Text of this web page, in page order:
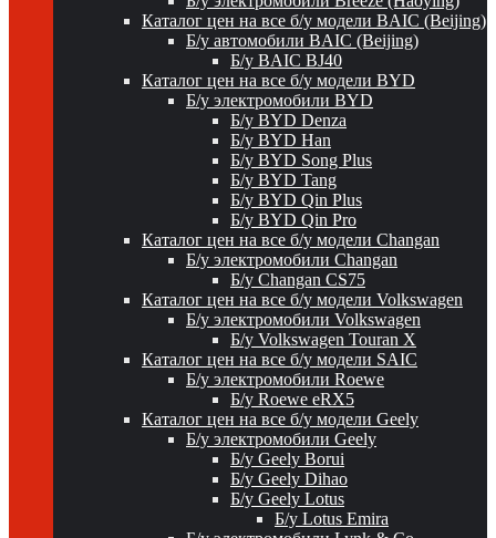
Каталог цен на все б/у модели BAIC (Beijing)
Б/у автомобили BAIC (Beijing)
Б/у BAIC BJ40
Каталог цен на все б/у модели BYD
Б/у электромобили BYD
Б/у BYD Denza
Б/у BYD Han
Б/у BYD Song Plus
Б/у BYD Tang
Б/у BYD Qin Plus
Б/у BYD Qin Pro
Каталог цен на все б/у модели Changan
Б/у электромобили Changan
Б/у Changan CS75
Каталог цен на все б/у модели Volkswagen
Б/у электромобили Volkswagen
Б/у Volkswagen Touran X
Каталог цен на все б/у модели SAIC
Б/у электромобили Roewe
Б/у Roewe eRX5
Каталог цен на все б/у модели Geely
Б/у электромобили Geely
Б/у Geely Borui
Б/у Geely Dihao
Б/у Geely Lotus
Б/у Lotus Emira